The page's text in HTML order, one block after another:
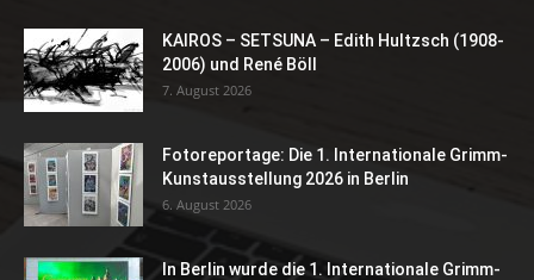
KAIROS – SETSUNA – Edith Hultzsch (1908-
2006) und René Böll
7. August 2026
Fotoreportage: Die 1. Internationale Grimm-
Kunstausstellung 2026 in Berlin
6. August 2026
In Berlin wurde die 1. Internationale Grimm-